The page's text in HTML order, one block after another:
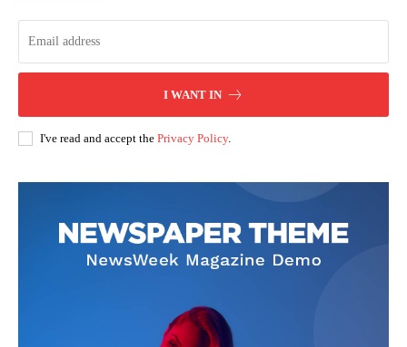
I WANT IN
I've read and accept the Privacy Policy.